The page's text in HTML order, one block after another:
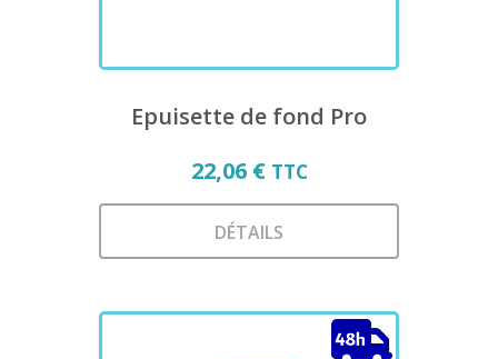
du
Epuisette de fond Pro
22,06 € TTC
DÉTAILS
a